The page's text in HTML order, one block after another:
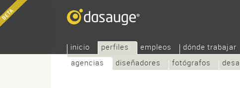
inicio
perfiles
agencias
diseñadores fotógrafos
empleos dónde trabajar